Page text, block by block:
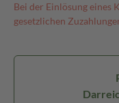
Bei der Einlösung eines
gesetzlichen